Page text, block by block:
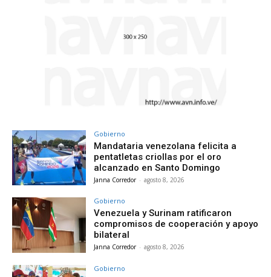
Gobierno
Mandataria venezolana felicita a
pentatletas criollas por el oro
alcanzado en Santo Domingo
Janna Corredor - agosto 8, 2026
Gobierno
Venezuela y Surinam ratificaron
compromisos de cooperación y apoyo
bilateral
Janna Corredor - agosto 8, 2026
Gobierno